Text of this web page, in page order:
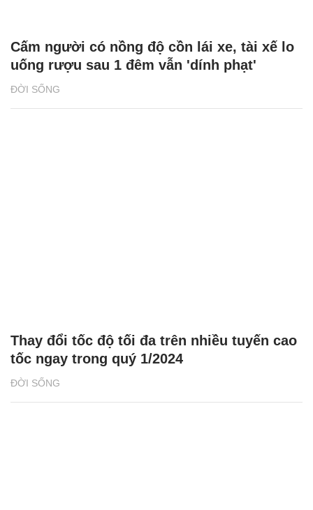
ĐỜI SỐNG
Cấm người có nồng độ cồn lái xe, tài xế lo
uống rượu sau 1 đêm vẫn 'dính phạt'
ĐỜI SỐNG
Thay đổi tốc độ tối đa trên nhiều tuyến cao
tốc ngay trong quý 1/2024